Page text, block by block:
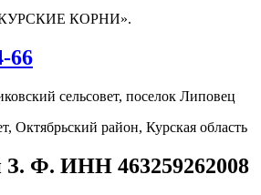
КОРНИ».
66
сельсовет, поселок Липовец
Октябрьский район, Курская область
Ф. ИНН 463259262008